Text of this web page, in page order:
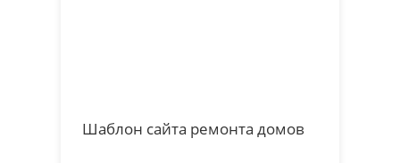
Шаблон сайта ремонта домов